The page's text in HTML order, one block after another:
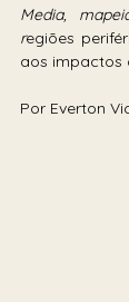
Media,
regiões
aos impactos
Por Everton